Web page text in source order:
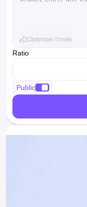
Optimiser l'invite
Ratio
Public